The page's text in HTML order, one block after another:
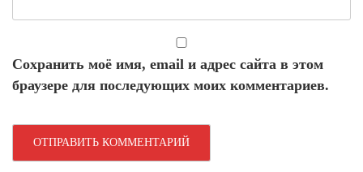
Сохранить моё имя, email и адрес сайта в этом
браузере для последующих моих комментариев.